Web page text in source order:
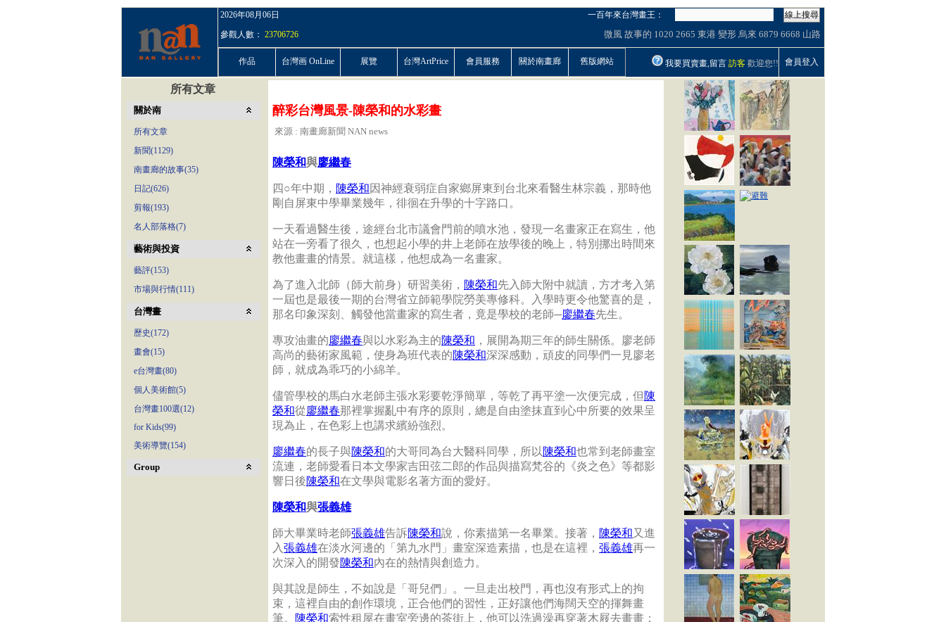
2026年08月06日 一百年來台灣畫王：
線上搜尋
參觀人數： 23706726 微風 故事的 1020 2665 東港 變形 烏來 6879 6668 山路
作品 台灣画 OnLine 展覽 台灣ArtPrice 會員服務 關於南畫廊 舊版網站 我要買賣畫,留言 訪客 歡迎您!! 會員登入
所有文章
關於南
所有文章
新聞(1129)
南畫廊的故事(35)
日記(626)
剪報(193)
名人部落格(7)
藝術與投資
藝評(153)
市場與行情(111)
台灣畫
歷史(172)
畫會(15)
e台灣畫(80)
個人美術館(5)
台灣畫100選(12)
for Kids(99)
美術導覽(154)
Group
醉彩台灣風景-陳榮和的水彩畫
來源 : 南畫廊新聞 NAN news
陳榮和與廖繼春
四○年中期， 陳榮和因神經衰弱症自家鄉屏東到台北來看醫生林宗義，那時他
剛自屏東中學畢業幾年，徘徊在升學的十字路口。
一天看過醫生後，途經台北市議會門前的噴水池，發現一名畫家正在寫生，他
站在一旁看了很久，也想起小學的井上老師在放學後的晚上，特別挪出時間來
教他畫畫的情景。就這樣，他想成為一名畫家。
為了進入北師（師大前身）研習美術， 陳榮和先入師大附中就讀，方才考入第
一屆也是最後一期的台灣省立師範學院勞美專修科。入學時更令他驚喜的是，
那名印象深刻、觸發他當畫家的寫生者，竟是學校的老師─廖繼春先生。
專攻油畫的 廖繼春與以水彩為主的陳榮和 ，展開為期三年的師生關係。廖老師
高尚的藝術家風範，使身為班代表的陳榮和深深感動，頑皮的同學們一見廖老
師，就成為乖巧的小綿羊。
儘管學校的馬白水老師主張水彩要乾淨簡單，等乾了再平塗一次便完成，但 陳
榮和從 廖繼春那裡掌握亂中有序的原則，總是自由塗抹直到心中所要的效果呈
現為止，在色彩上也講求繽紛強烈。
廖繼春的長子與陳榮和的大哥同為台大醫科同學，所以 陳榮和也常到老師畫室
流連，老師愛看日本文學家吉田弦二郎的作品與描寫梵谷的《炎之色》等都影
響日後陳榮和在文學與電影名著方面的愛好。
陳榮和與張義雄
師大畢業時老師張義雄告訴陳榮和說，你素描第一名畢業。接著， 陳榮和又進
入張義雄在淡水河邊的「第九水門」畫室深造素描，也是在這裡， 張義雄再一
次深入的開發陳榮和內在的熱情與創造力。
與其說是師生，不如說是「哥兒們」。一旦走出校門，再也沒有形式上的拘
束，這裡自由的創作環境，正合他們的習性，正好讓他們海闊天空的揮舞畫
筆。
陳榮和索性租屋在畫室旁邊的茶街上，他可以洗過澡再穿著木屐去畫畫；